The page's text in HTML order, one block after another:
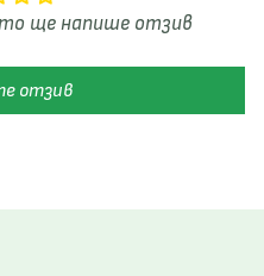
ще напише отзив
отзив